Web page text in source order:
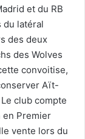
et du RB
du latéral
des deux
des Wolves
convoitise,
Aït-
club compte
en Premier
vente lors du